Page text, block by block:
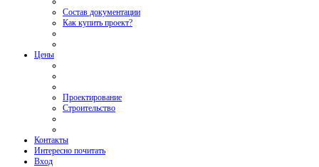
Состав документации
Как купить проект?
Цены
Проектирование
Строительство
Контакты
Интересно почитать
Вход